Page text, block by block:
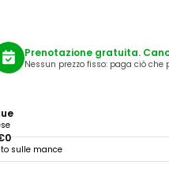
sulle mance
Prenotazione gratuita.
Nessun prezzo fisso: paga ciò che